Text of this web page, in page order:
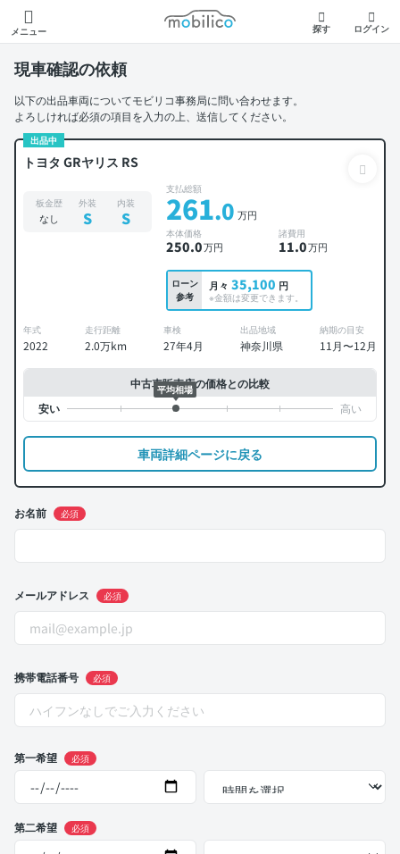
メニュー
モビリコ
探す ログイン
現車確認の依頼
以下の出品車両についてモビリコ事務局に問い合わせます。
よろしければ必須の項目を入力の上、送信してください。
出品中
トヨタ GRヤリス RS
板金歴
なし
外装
S
内装
S
支払総額
261.0 万円
本体価格
250.0万円
諸費用
11.0万円
ローン
参考
月々 35,100 円
※金額は変更できます。
年式
2022
走行距離
2.0万km
車検
27年4月
出品地域
神奈川県
納期の目安
11月〜12月
中古車販売店の価格との比較
平均相場
車両詳細ページに戻る
お名前 必須
メールアドレス 必須
携帯電話番号 必須
第一希望 必須
第二希望 必須